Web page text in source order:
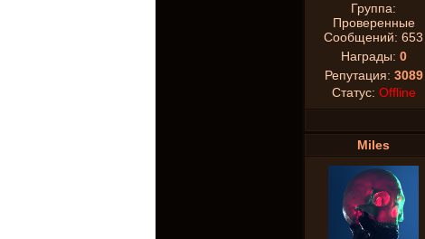
Группа:
Проверенные
Сообщений: 653
Награды: 0
Репутация: 3089
Статус: Offline
Miles